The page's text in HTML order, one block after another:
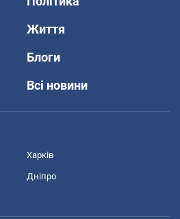
Життя
Блоги
Всі новини
Харків
Дніпро